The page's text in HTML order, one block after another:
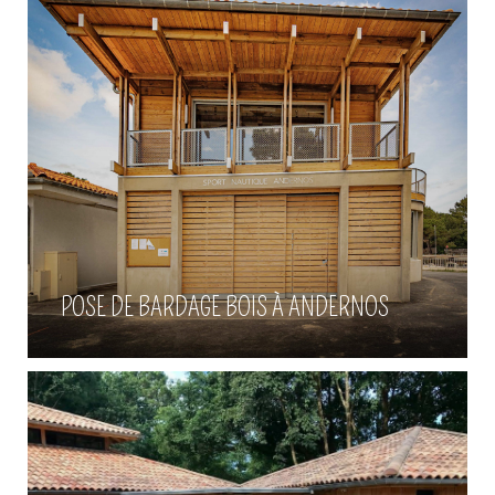
POSE DE BARDAGE BOIS À ANDERNOS
Construction de maison bois à
Arcachon
Voir plus